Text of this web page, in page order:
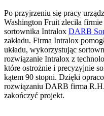
Po przyjrzeniu się pracy
Washington Fruit zleciła
sortownika Intralox DARB
zakładu. Firma Intralox
układu, wykorzystując
rozwiązanie Intralox z
które ostrożnie i precyzyjnie
kątem 90 stopni. Dzięki
rozwiązaniu DARB firma
zakończyć projekt.